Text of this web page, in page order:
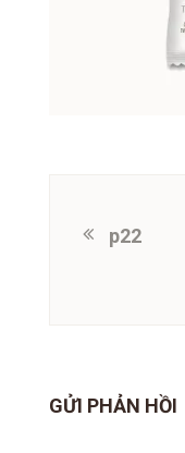
p22
GỬI PHẢN HỒI